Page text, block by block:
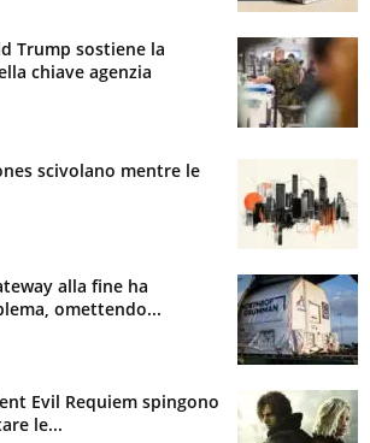
Trump sostiene la
chiave agenzia
scivolano mentre le
alla fine ha
omettendo...
Evil Requiem spingono
le...